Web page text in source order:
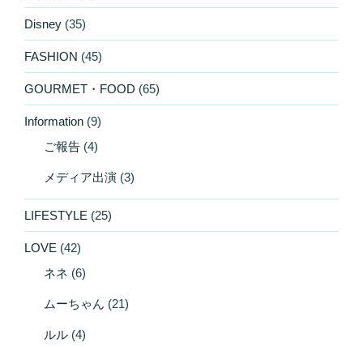
Disney (35)
FASHION (45)
GOURMET・FOOD (65)
Information (9)
ご報告 (4)
メディア出演 (3)
LIFESTYLE (25)
LOVE (42)
ネネ (6)
ムーちゃん (21)
ルル (4)